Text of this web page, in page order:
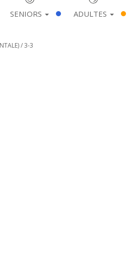
SENIORS ADULTES
/3-3